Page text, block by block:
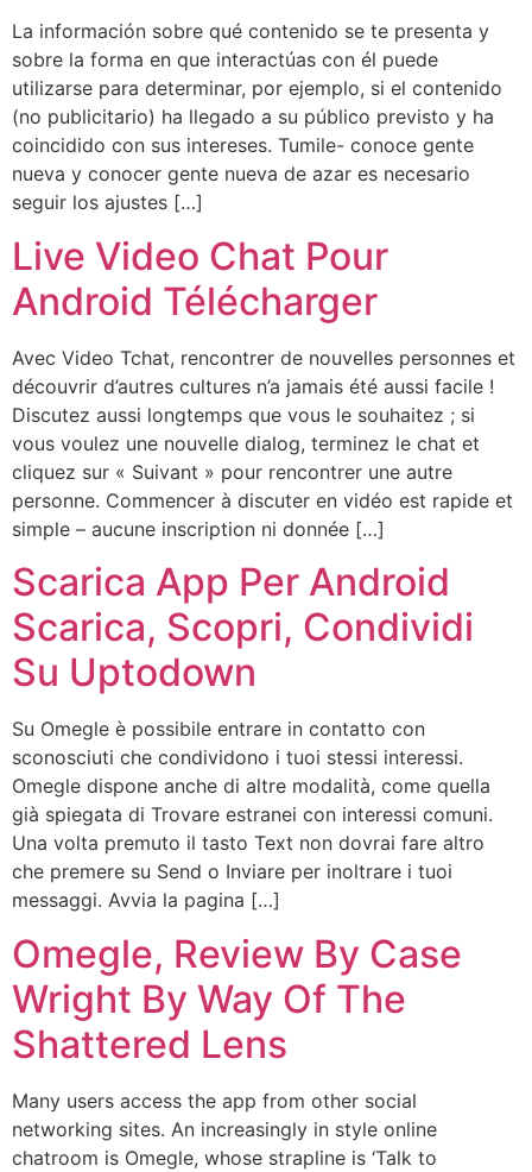
La información sobre qué contenido se te presenta y
sobre la forma en que interactúas con él puede
utilizarse para determinar, por ejemplo, si el contenido
(no publicitario) ha llegado a su público previsto y ha
coincidido con sus intereses. Tumile- conoce gente
nueva y conocer gente nueva de azar es necesario
seguir los ajustes […]
Live Video Chat Pour
Android Télécharger
Avec Video Tchat, rencontrer de nouvelles personnes et
découvrir d’autres cultures n’a jamais été aussi facile !
Discutez aussi longtemps que vous le souhaitez ; si
vous voulez une nouvelle dialog, terminez le chat et
cliquez sur « Suivant » pour rencontrer une autre
personne. Commencer à discuter en vidéo est rapide et
simple – aucune inscription ni donnée […]
Scarica App Per Android
Scarica, Scopri, Condividi
Su Uptodown
Su Omegle è possibile entrare in contatto con
sconosciuti che condividono i tuoi stessi interessi.
Omegle dispone anche di altre modalità, come quella
già spiegata di Trovare estranei con interessi comuni.
Una volta premuto il tasto Text non dovrai fare altro
che premere su Send o Inviare per inoltrare i tuoi
messaggi. Avvia la pagina […]
Omegle, Review By Case
Wright By Way Of The
Shattered Lens
Many users access the app from other social
networking sites. An increasingly in style online
chatroom is Omegle, whose strapline is ‘Talk to